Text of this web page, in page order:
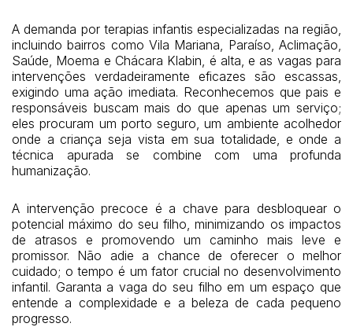
A demanda por terapias infantis especializadas na região,
incluindo bairros como Vila Mariana, Paraíso, Aclimação,
Saúde, Moema e Chácara Klabin, é alta, e as vagas para
intervenções verdadeiramente eficazes são escassas,
exigindo uma ação imediata. Reconhecemos que pais e
responsáveis buscam mais do que apenas um serviço;
eles procuram um porto seguro, um ambiente acolhedor
onde a criança seja vista em sua totalidade, e onde a
técnica apurada se combine com uma profunda
humanização.
A intervenção precoce é a chave para desbloquear o
potencial máximo do seu filho, minimizando os impactos
de atrasos e promovendo um caminho mais leve e
promissor. Não adie a chance de oferecer o melhor
cuidado; o tempo é um fator crucial no desenvolvimento
infantil. Garanta a vaga do seu filho em um espaço que
entende a complexidade e a beleza de cada pequeno
progresso.